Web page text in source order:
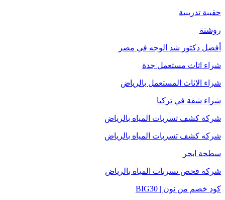
حقيبة تدريبية
روشتة
أفضل دكتور شد الوجه في مصر
شراء اثاث مستعمل جدة
شراء الاثاث المستعمل بالرياض
شراء شقة في تركيا
شركة كشف تسربات المياه بالرياض
شركه كشف تسربات المياه بالرياض
سطحة ابحر
شركة فحص تسربات المياه بالرياض
كود خصم من نون | BIG30